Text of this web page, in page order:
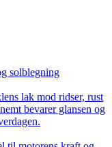
solblegning
lak mod ridser, rust
bevarer glansen og